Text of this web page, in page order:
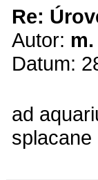
Re:
Autor:
Datum:
ad